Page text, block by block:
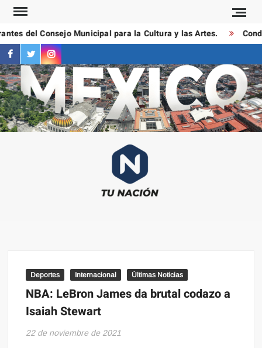
Saltar
contenidodel Consejo Municipal para la Cultura y las Artes.
facebook
twitterinstagram
Deportes Internacional Últimas Noticias
NBA: LeBron James da brutal codazo a
Isaiah Stewart
22 de noviembre de 2021